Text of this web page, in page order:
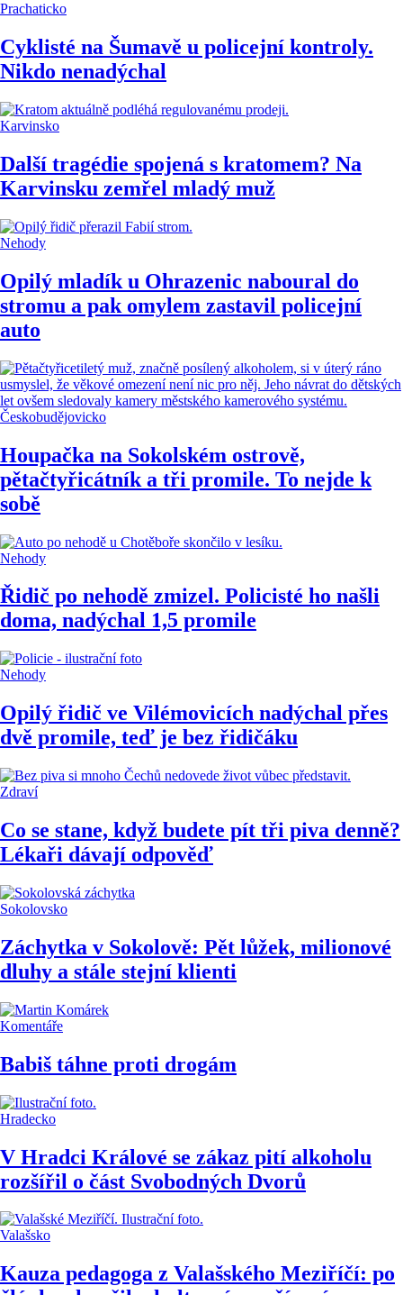
Prachaticko
Cyklisté na Šumavě u policejní kontroly.
Nikdo nenadýchal
Karvinsko
Další tragédie spojená s kratomem? Na
Karvinsku zemřel mladý muž
Nehody
Opilý mladík u Ohrazenic naboural do
stromu a pak omylem zastavil policejní
auto
Českobudějovicko
Houpačka na Sokolském ostrově,
pětačtyřicátník a tři promile. To nejde k
sobě
Nehody
Řidič po nehodě zmizel. Policisté ho našli
doma, nadýchal 1,5 promile
Nehody
Opilý řidič ve Vilémovicích nadýchal přes
dvě promile, teď je bez řidičáku
Zdraví
Co se stane, když budete pít tři piva denně?
Lékaři dávají odpověď
Sokolovsko
Záchytka v Sokolově: Pět lůžek, milionové
dluhy a stále stejní klienti
Komentáře
Babiš táhne proti drogám
Hradecko
V Hradci Králové se zákaz pití alkoholu
rozšířil o část Svobodných Dvorů
Valašsko
Kauza pedagoga z Valašského Meziříčí: po